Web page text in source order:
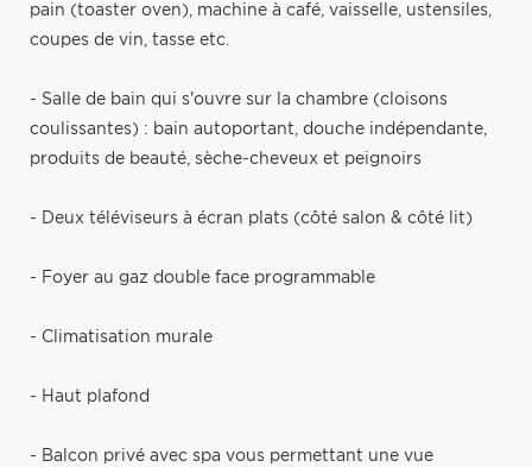
pain (toaster oven), machine à café, vaisselle, ustensiles,
coupes de vin, tasse etc.
- Salle de bain qui s'ouvre sur la chambre (cloisons
coulissantes) : bain autoportant, douche indépendante,
produits de beauté, sèche-cheveux et peignoirs
- Deux téléviseurs à écran plats (côté salon & côté lit)
- Foyer au gaz double face programmable
- Climatisation murale
- Haut plafond
- Balcon privé avec spa vous permettant une vue